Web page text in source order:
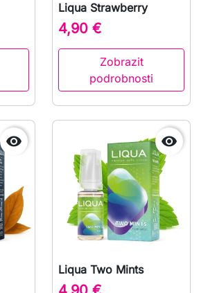
Liqua Strawberry
4,90 €
Zobrazit
podrobnosti
 
Liqua Two Mints